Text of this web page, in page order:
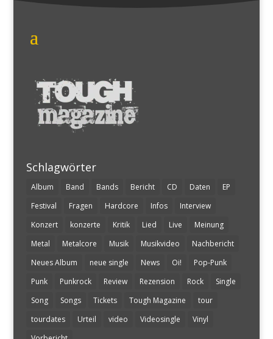
Schlagwörter
Album Band Bands Bericht CD Daten
EP
Festival
Fragen Hardcore Infos
Interview
Konzert
konzerte Kritik Lied Live
Meinung
Metal
Metalcore Musik Musikvideo
Nachbericht
Neues Album
neue single News Oi!
Pop-Punk
Punk
Punkrock Review Rezension Rock
Single
Song
Songs Tickets Tough Magazine
tour
tourdates
Urteil video Videosingle
Vinyl